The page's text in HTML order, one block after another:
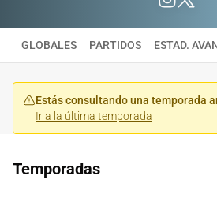
GLOBALES PARTIDOS ESTAD.
Estás consultando una temporada
Ir a la última temporada
Temporadas